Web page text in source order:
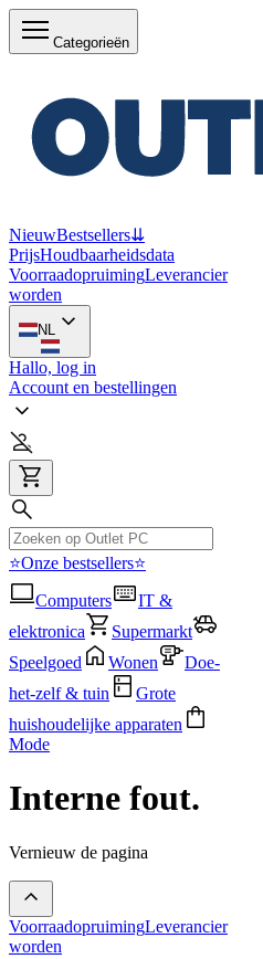
Categorieën
NieuwBestsellers⇊
PrijsHoudbaarheidsdata
VoorraadopruimingLeverancier
worden
NL
Hallo, log in
Account en bestellingen
⭐Onze bestsellers⭐
Computers
IT &
elektronica
Supermarkt
Speelgoed
Wonen
Doe-
het-zelf & tuin
Grote
huishoudelijke apparaten
Mode
Interne fout.
Vernieuw de pagina
VoorraadopruimingLeverancier
worden